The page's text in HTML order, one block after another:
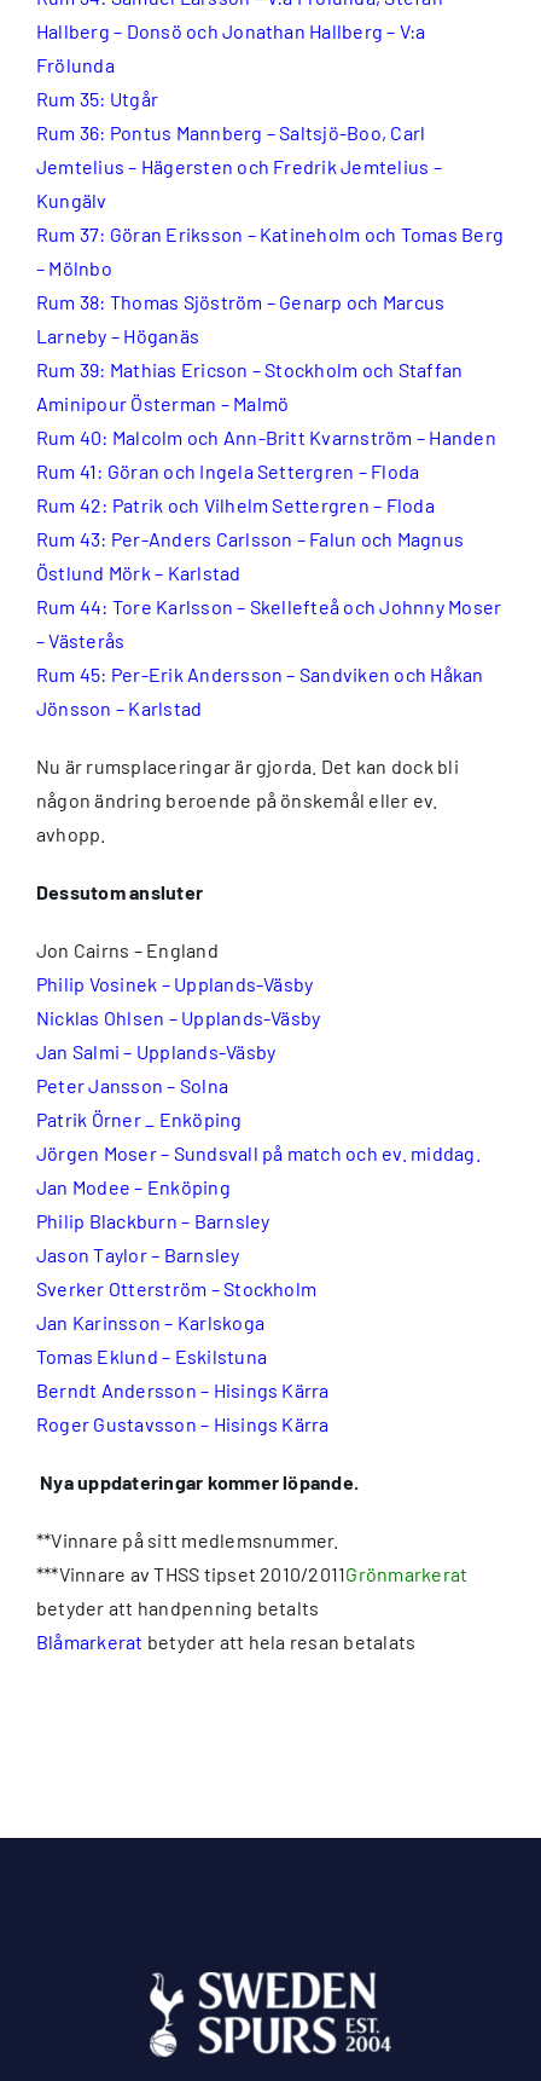
Hallberg – Donsö och Jonathan Hallberg – V:a
Frölunda
Rum 35: Utgår
Rum 36: Pontus Mannberg – Saltsjö-Boo, Carl
Jemtelius – Hägersten och Fredrik Jemtelius –
Kungälv
Rum 37: Göran Eriksson – Katineholm och Tomas Berg
– Mölnbo
Rum 38: Thomas Sjöström – Genarp och Marcus
Larneby – Höganäs
Rum 39: Mathias Ericson – Stockholm och Staffan
Aminipour Österman – Malmö
Rum 40: Malcolm och Ann-Britt Kvarnström – Handen
Rum 41: Göran och Ingela Settergren – Floda
Rum 42: Patrik och Vilhelm Settergren – Floda
Rum 43: Per-Anders Carlsson – Falun och Magnus
Östlund Mörk – Karlstad
Rum 44: Tore Karlsson – Skellefteå och Johnny Moser
– Västerås
Rum 45: Per-Erik Andersson – Sandviken och Håkan
Jönsson – Karlstad
Nu är rumsplaceringar är gjorda. Det kan dock bli
någon ändring beroende på önskemål eller ev.
avhopp.
Dessutom ansluter
Jon Cairns – England
Philip Vosinek – Upplands-Väsby
Nicklas Ohlsen – Upplands-Väsby
Jan Salmi – Upplands-Väsby
Peter Jansson – Solna
Patrik Örner _ Enköping
Jörgen Moser – Sundsvall på match och ev. middag.
Jan Modee – Enköping
Philip Blackburn – Barnsley
Jason Taylor – Barnsley
Sverker Otterström – Stockholm
Jan Karinsson – Karlskoga
Tomas Eklund – Eskilstuna
Berndt Andersson – Hisings Kärra
Roger Gustavsson – Hisings Kärra
Nya uppdateringar kommer löpande.
**Vinnare på sitt medlemsnummer.
***Vinnare av THSS tipset 2010/2011Grönmarkerat
betyder att handpenning betalts
Blåmarkerat betyder att hela resan betalats